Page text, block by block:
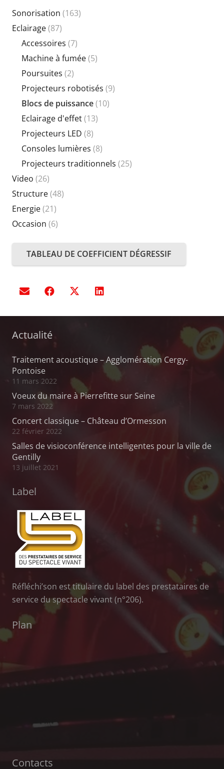
Sonorisation (163)
Eclairage(87)
Accessoires (7)
Machine à fumée(5)
Poursuites (2)
Projecteurs robotisés (9)
Blocs de puissance(10)
Eclairage d'effet(13)
Projecteurs LED (8)
Consoles lumières (8)
Projecteurs traditionnels (25)
Video (26)
Structure(48)
Energie(21)
Occasion (6)
TABLEAU DE COEFFICIENT DÉGRESSIF
Actualité
Traitement acoustique – Agglomération Cergy-
Pontoise
11 mars 2022
Voeux du maire à Pierrefitte sur Seine
7 mars 2022
Concert classique – Château d’Ormesson
22 février 2022
Salles de visioconférence intelligentes pour la ville de
Gentilly
13 juillet 2021
Label
Réfléchi’son est titulaire du label des prestataires de
service du spectacle vivant (n°206).
Plan
Contacts